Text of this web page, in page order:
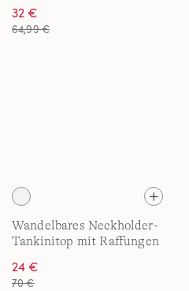
mit D-Cups
32 €
64,99 €
Wandelbares Neckholder-
Tankinitop mit Raffungen
24 €
70 €